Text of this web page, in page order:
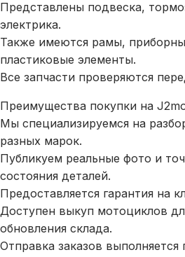
Представлены подвеска,
электрика.
Также имеются рамы,
пластиковые элементы.
Все запчасти проверяются
Преимущества покупки на
Мы специализируемся на
разных марок.
Публикуем реальные фото и
состояния деталей.
Предоставляется гарантия на
Доступен выкуп мотоциклов
обновления склада.
Отправка заказов